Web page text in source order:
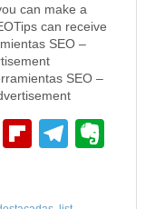
can make a
can receive
SEO –
Advertisement
SEO –
X Flipboard